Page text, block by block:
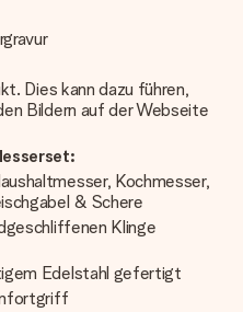
Dies kann dazu führen,
Bildern auf der Webseite
Kochmesser,
& Schere
Klinge
Edelstahl gefertigt